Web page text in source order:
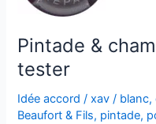
Pintade &
tester
Idée accord /xav/ blanc,
Beaufort & Fils, pintade,